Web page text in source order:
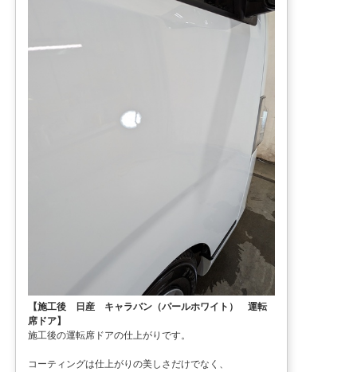
【施工後 日産 キャラバン（パールホワイト） 運転
席ドア】
施工後の運転席ドアの仕上がりです。
コーティングは仕上がりの美しさだけでなく、